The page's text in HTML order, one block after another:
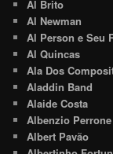
Al Brito
Al Newman
Al Person e Seu
Al Quincas
Ala Dos
Aladdin Band
Alaide Costa
Albenzio Perrone
Albert Pavão